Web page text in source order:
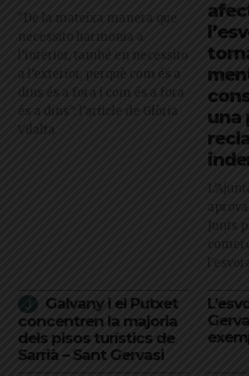
"De la mateixa manera que
necessito harmonia a
l’interior, també en necessito
a l’exterior, perquè com és a
dins és a fora i com és a fora
és a dins": l'article de Glòria
Vilalta
una
Junts
Galvany i el Putxet
concentren la majoria
dels pisos turístics de
Sarrià – Sant Gervasi